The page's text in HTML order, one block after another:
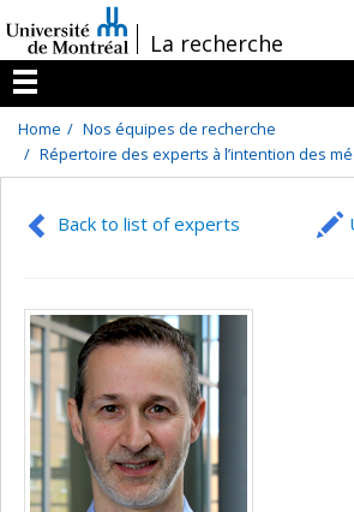
au
contenu
/La recherche
Menu
Home
Nos équipes de recherche
Répertoire des experts à l’intention des
Back to list of experts